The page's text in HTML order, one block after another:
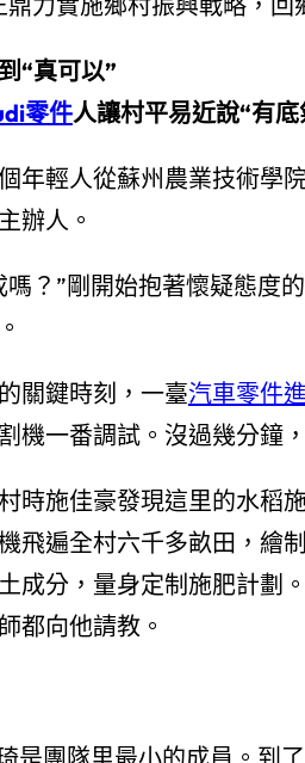
“真可以”
零件人讓村平易近說“有底
年輕人從蘇州農業技術學
辦人。
嗎？”剛開始抱著懷疑態度
關鍵時刻，一臺汽車零件
機一番調試。沒過幾分鐘
時施佳豪發現這里的水稻
飛遍全村六千多畝田，繪
成分，量身定制施肥計劃
都向他請教。